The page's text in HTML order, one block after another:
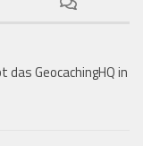
GeocachingHQ in